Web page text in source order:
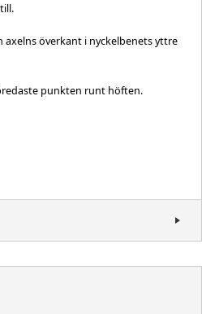
axelns överkant i nyckelbenets yttre
punkten runt höften.